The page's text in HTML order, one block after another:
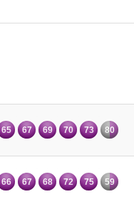
65 67 69 70 73 80
66 67 68 72 75 59